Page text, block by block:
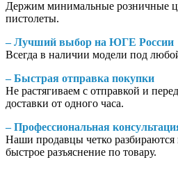
Держим минимальные розничные
пистолеты.
– Лучший выбор на ЮГЕ России
Всегда в наличии модели под
– Быстрая отправка покупки
Не растягиваем с отправкой и
доставки от одного часа.
– Профессиональная
Наши продавцы четко разбираются
быстрое разъяснение по товару.